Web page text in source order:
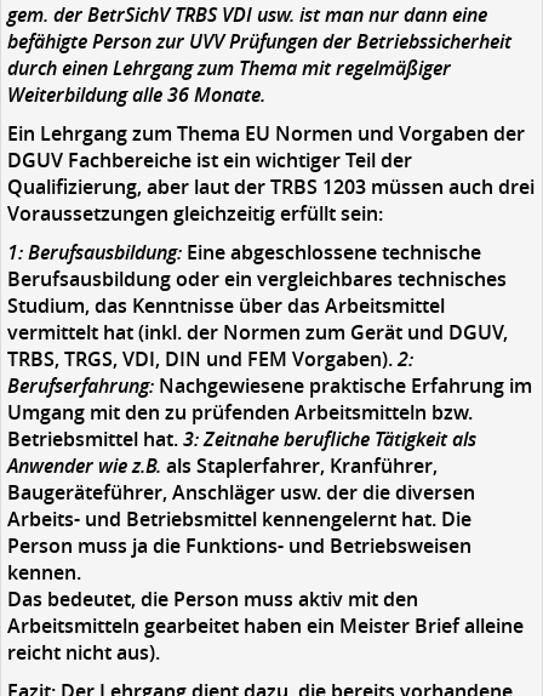
gem. der BetrSichV TRBS VDI usw. ist man nur dann eine
befähigte Person zur UVV Prüfungen der Betriebssicherheit
durch einen Lehrgang zum Thema mit regelmäßiger
Weiterbildung alle 36 Monate.
Ein Lehrgang zum Thema EU Normen und Vorgaben der
DGUV Fachbereiche ist ein wichtiger Teil der
Qualifizierung, aber laut der TRBS 1203 müssen auch drei
Voraussetzungen gleichzeitig erfüllt sein:
1: Berufsausbildung: Eine abgeschlossene technische
Berufsausbildung oder ein vergleichbares technisches
Studium, das Kenntnisse über das Arbeitsmittel
vermittelt hat (inkl. der Normen zum Gerät und DGUV,
TRBS, TRGS, VDI, DIN und FEM Vorgaben).2:
Berufserfahrung: Nachgewiesene praktische Erfahrung im
Umgang mit den zu prüfenden Arbeitsmitteln bzw.
Betriebsmittel hat.3: Zeitnahe berufliche Tätigkeit als
Anwender wie z.B. als Staplerfahrer, Kranführer,
Baugeräteführer, Anschläger usw. der die diversen
Arbeits- und Betriebsmittel kennengelernt hat. Die
Person muss ja die Funktions- und Betriebsweisen
kennen.
Das bedeutet, die Person muss aktiv mit den
Arbeitsmitteln gearbeitet haben ein Meister Brief alleine
reicht nicht aus).